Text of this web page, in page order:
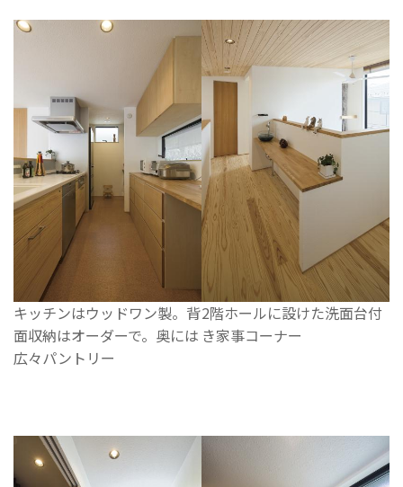
キッチンはウッドワン製。背
面収納はオーダーで。奥には
広々パントリー
2階ホールに設けた洗面台付
き家事コーナー